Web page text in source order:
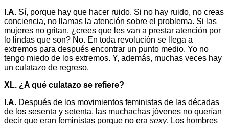
I.A. Sí, porque hay que hacer ruido. Si no hay ruido, no creas
conciencia, no llamas la atención sobre el problema. Si las
mujeres no gritan, ¿crees que les van a prestar atención por
lo lindas que son? No. En toda revolución se llega a
extremos para después encontrar un punto medio. Yo no
tengo miedo de los extremos. Y, además, muchas veces hay
un culatazo de regreso.
XL. ¿A qué culatazo se refiere?
I.A. Después de los movimientos feministas de las décadas
de los sesenta y setenta, las muchachas jóvenes no querían
decir que eran feministas porque no era sexy. Los hombres